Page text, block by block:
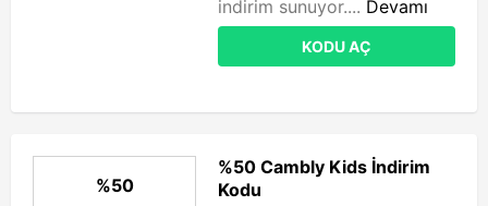
indirim sunuyor.... Devamı
KODU AÇ
%50
%50 Cambly Kids İndirim
Kodu